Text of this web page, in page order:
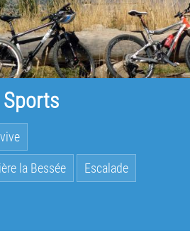
Sports
la Bessée Escalade